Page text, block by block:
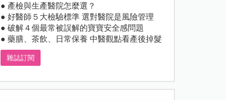
● 產檢與生產醫院怎麼選？
● 好醫師５大檢驗標準 選對醫院是風險管理
● 破解４個最常被誤解的寶寶安全感問題
● 藥膳、茶飲、日常保養 中醫觀點看產後掉髮
雜誌訂閱